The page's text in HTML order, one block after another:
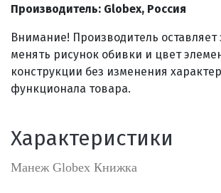
Производитель: Globex, Россия
Внимание! Производитель оставляет
менять рисунок обивки и цвет
конструкции без изменения
функционала товара.
Характеристики
Манеж Globex Книжка